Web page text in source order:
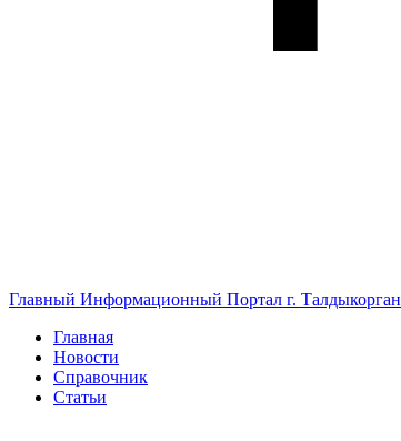
Главный Информационный Портал г. Талдыкорган
Главная
Новости
Справочник
Статьи